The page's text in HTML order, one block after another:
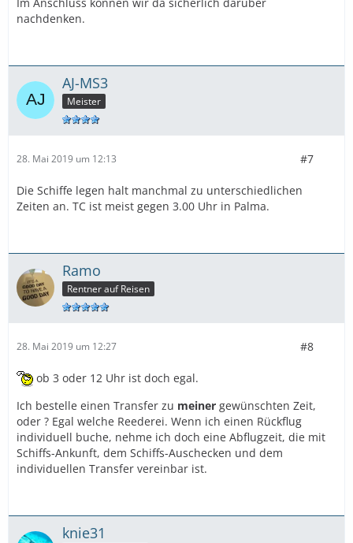
nachdenken.
AJ-MS3
Meister
28. Mai 2019 um 12:13 #7
Die Schiffe legen halt manchmal zu unterschiedlichen
Zeiten an. TC ist meist gegen 3.00 Uhr in Palma.
Ramo
Rentner auf Reisen
28. Mai 2019 um 12:27 #8
ob 3 oder 12 Uhr ist doch egal.
Ich bestelle einen Transfer zu meiner gewünschten Zeit,
oder ? Egal welche Reederei. Wenn ich einen Rückflug
individuell buche, nehme ich doch eine Abflugzeit, die mit
Schiffs-Ankunft, dem Schiffs-Auschecken und dem
individuellen Transfer vereinbar ist.
knie31